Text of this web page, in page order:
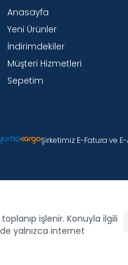
Anasayfa
Yeni Ürünler
İndirimdekiler
Müşteri Hizmetleri
Sepetim
Şirketimiz E-Fatura ve
işlenir. Konuyla ilgili
yalnızca internet